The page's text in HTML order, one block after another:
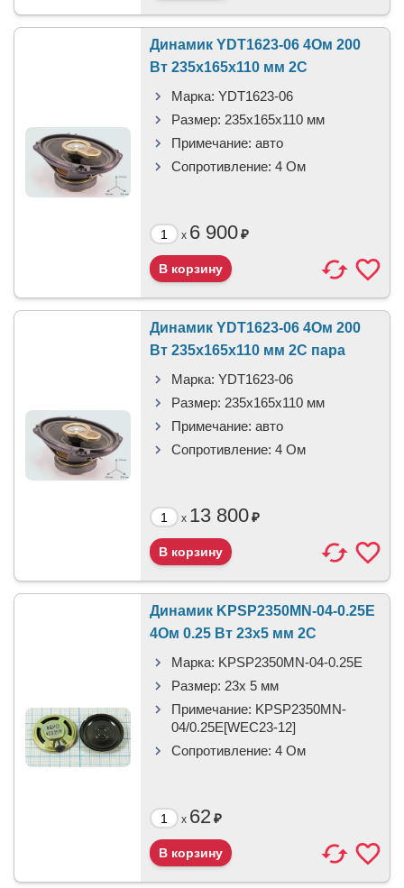
Динамик YDT1623-06 4Ом 200
Вт 235x165x110 мм 2C
Марка: YDT1623-06
Размер: 235x165x110 мм
Примечание: авто
Сопротивление: 4 Ом
x 6 900₽
Динамик YDT1623-06 4Ом 200
Вт 235x165x110 мм 2C пара
Марка: YDT1623-06
Размер: 235x165x110 мм
Примечание: авто
Сопротивление: 4 Ом
x 13 800₽
Динамик KPSP2350MN-04-0.25E
4Ом 0.25 Вт 23x5 мм 2C
Марка: KPSP2350MN-04-0.25E
Размер: 23x 5 мм
Примечание: KPSP2350MN-
04/0.25E[WEC23-12]
Сопротивление: 4 Ом
x 62₽